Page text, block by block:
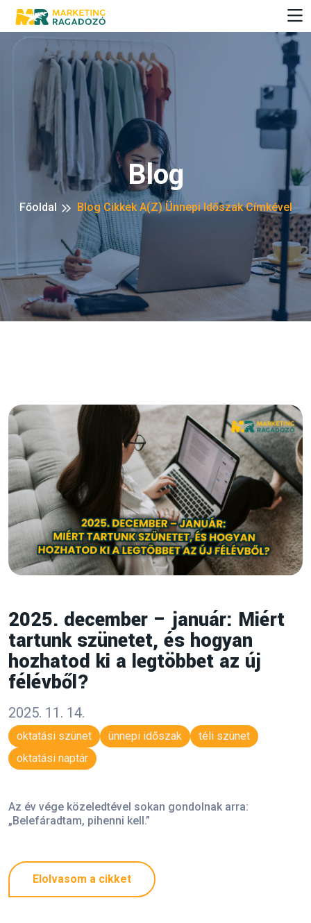
Blog
Főoldal Blog Cikkek A(z) Ünnepi Időszak Címkével
2025. december – január: Miért
tartunk szünetet, és hogyan
hozhatod ki a legtöbbet az új
félévből?
2025. 11. 14.
oktatási szünet ünnepi időszak
téli szünet
oktatási naptár
Az év vége közeledtével sokan gondolnak arra:
„Belefáradtam, pihenni kell.”
Elolvasom a cikket